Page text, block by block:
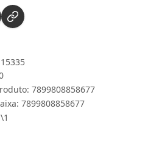
7899808858677
7899808858677